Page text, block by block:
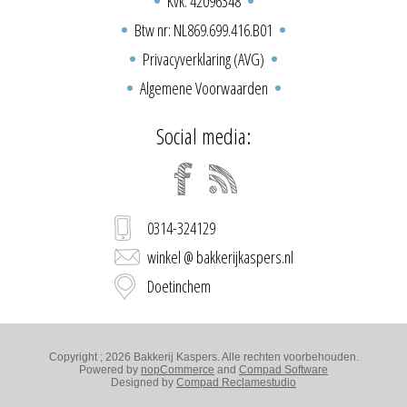
Btw nr: NL869.699.416.B01
Privacyverklaring (AVG)
Algemene Voorwaarden
Social media:
0314-324129
winkel @ bakkerijkaspers.nl
Doetinchem
Copyright ; 2026 Bakkerij Kaspers. Alle rechten voorbehouden.
Powered by nopCommerce and Compad Software
Designed by Compad Reclamestudio